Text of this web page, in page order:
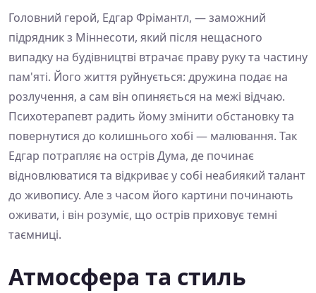
Головний герой, Едгар Фрімантл, — заможний
підрядник з Міннесоти, який після нещасного
випадку на будівництві втрачає праву руку та частину
пам'яті. Його життя руйнується: дружина подає на
розлучення, а сам він опиняється на межі відчаю.
Психотерапевт радить йому змінити обстановку та
повернутися до колишнього хобі — малювання. Так
Едгар потрапляє на острів Дума, де починає
відновлюватися та відкриває у собі неабиякий талант
до живопису. Але з часом його картини починають
оживати, і він розуміє, що острів приховує темні
таємниці.
Атмосфера та стиль